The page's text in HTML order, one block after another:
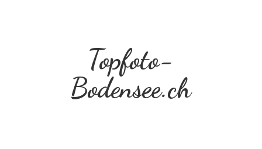
Topfoto-
Bodensee.ch